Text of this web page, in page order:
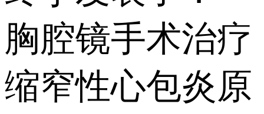
胸腔镜手术治疗
缩窄性心包炎原